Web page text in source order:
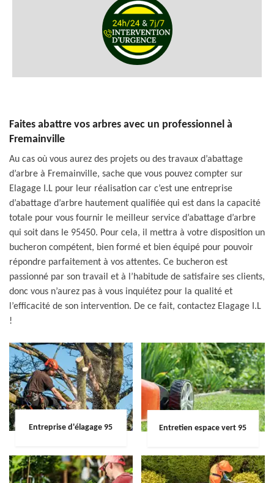
Faites abattre vos arbres avec un professionnel à
Fremainville
Au cas où vous aurez des projets ou des travaux d’abattage
d’arbre à Fremainville, sache que vous pouvez compter sur
Elagage I.L pour leur réalisation car c’est une entreprise
d’abattage d’arbre hautement qualifiée qui est dans la capacité
totale pour vous fournir le meilleur service d’abattage d’arbre
qui soit dans le 95450. Pour cela, il mettra à votre disposition un
bucheron compétent, bien formé et bien équipé pour pouvoir
répondre parfaitement à vos attentes. Ce bucheron est
passionné par son travail et à l’habitude de satisfaire ses clients,
donc vous n’aurez pas à vous inquiétez pour la qualité et
l’efficacité de son intervention. De ce fait, contactez Elagage I.L
!
Entreprise d'élagage 95 Entretien espace vert 95